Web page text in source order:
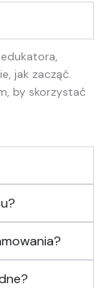
jak zacząć.
by skorzystać